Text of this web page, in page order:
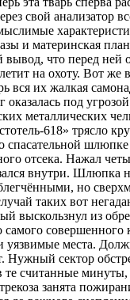
свой анализатор
и материнская
вывод, что перед ней
на охоту. Вот же
вся их жалкая
оказалась под
металлических
618» трясло
спасательной
отсека. Нажал
внутри. Шлюпка
но
таких вот
выскользнул из
совершенного
уязвимые места.
Нужный сектор
те считанные минуты,
занята